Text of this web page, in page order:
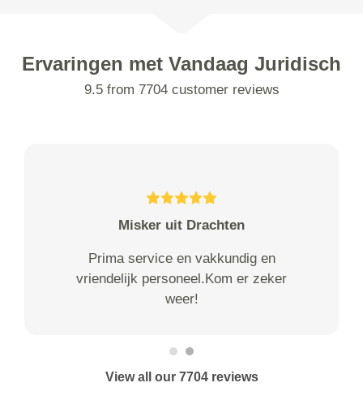
Ervaringen met Vandaag Juridisch
9.5 from 7704 customer reviews
Misker uit Drachten
Prima service en vakkundig en
vriendelijk personeel.Kom er zeker
weer!
View all our 7704 reviews